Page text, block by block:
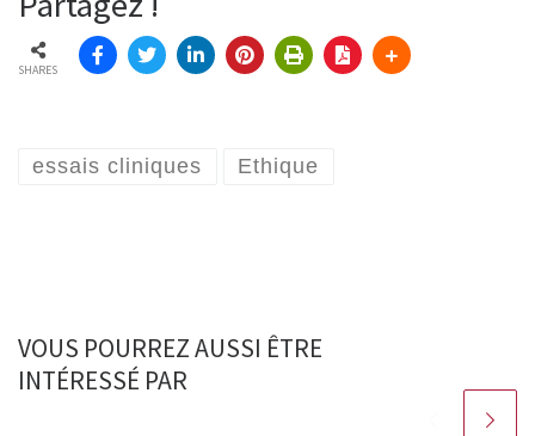
SHARES
essais cliniques Ethique
VOUS POURREZ AUSSI ÊTRE
INTÉRESSÉ PAR